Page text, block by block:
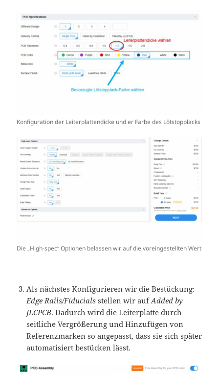
Konfiguration der Leiterplattendicke und er Farbe des Lötstopplacks
Die „High-spec“ Optionen belassen wir auf die voreingestellten Wert
Als nächstes Konfigurieren wir die Bestückung:
Edge Rails/Fiducials stellen wir aufAdded by
JLCPCB. Dadurch wird die Leiterplatte durch
seitliche Vergrößerung und Hinzufügen von
Referenzmarken so angepasst, dass sie sich später
automatisiert bestücken lässt.